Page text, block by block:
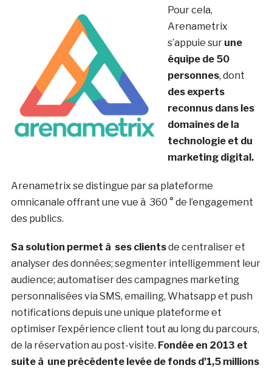
Pour cela,
Arenametrix
s’appuie sur une
équipe de 50
personnes, dont
des experts
reconnus dans les
domaines de la
technologie et du
marketing digital.
Arenametrix se distingue par sa plateforme
omnicanale offrant une vue à 360 ° de l’engagement
des publics.
Sa solution permet à ses clientsde centraliser et
analyser des données; segmenter intelligemment leur
audience; automatiser des campagnes marketing
personnalisées via SMS, emailing, Whatsapp et push
notifications depuis une unique plateforme et
optimiser l’expérience client tout au long du parcours,
de la réservation au post-visite. Fondée en 2013 et
suite à une précédente levée de fonds d’1,5 millions